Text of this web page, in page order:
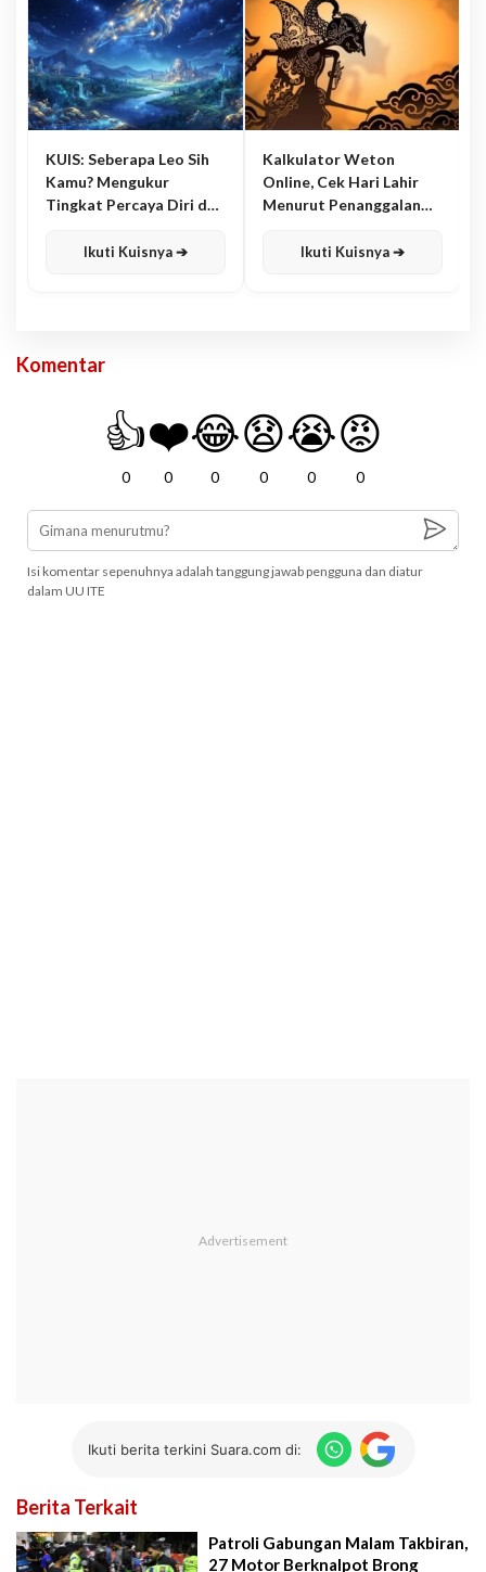
KUIS: Seberapa Leo Sih
Kamu? Mengukur
Tingkat Percaya Diri dan
Ikuti Kuisnya ➔
Kalkulator Weton
Online, Cek Hari Lahir
Menurut Penanggalan
Ikuti Kuisnya ➔
Komentar
👍
0
❤️
0
😂
0
😧
0
😭
0
😡
0
Isi komentar sepenuhnya adalah tanggung jawab pengguna dan diatur
dalam UU ITE
Ikuti berita terkini Suara.com di:
Berita Terkait
Patroli Gabungan Malam Takbiran,
27 Motor Berknalpot Brong